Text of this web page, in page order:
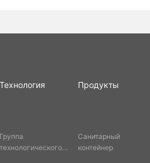
Технология
Группа
технологического
Продукты
Санитарный
контейнер